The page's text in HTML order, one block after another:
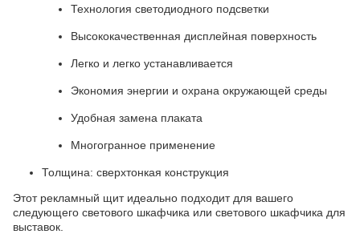
Технология светодиодного подсветки
Высококачественная дисплейная поверхность
Легко и легко устанавливается
Экономия энергии и охрана окружающей среды
Удобная замена плаката
Многогранное применение
Толщина: сверхтонкая конструкция
Этот рекламный щит идеально подходит для вашего
следующего светового шкафчика или светового шкафчика для
выставок.